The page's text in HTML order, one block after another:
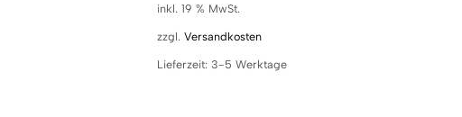
inkl. 19 % MwSt.
zzgl. Versandkosten
Lieferzeit: 3-5 Werktage